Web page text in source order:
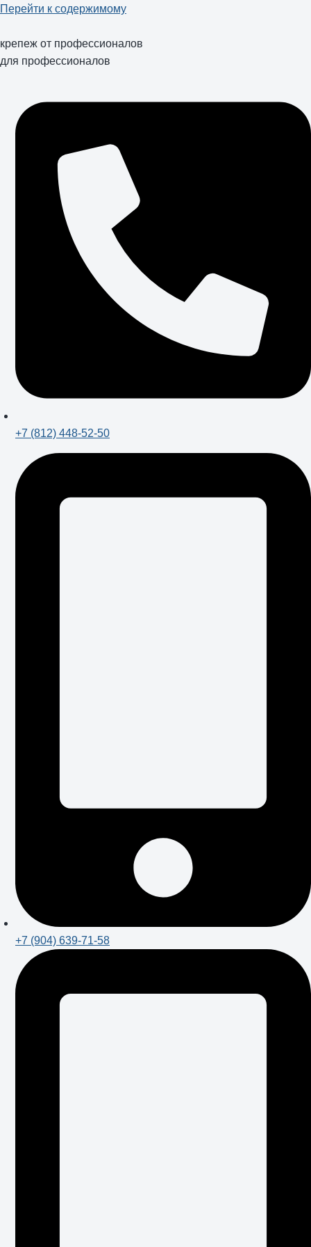
Перейти к содержимому
крепеж от профессионалов
для профессионалов
+7 (812) 448-52-50
+7 (904) 639-71-58